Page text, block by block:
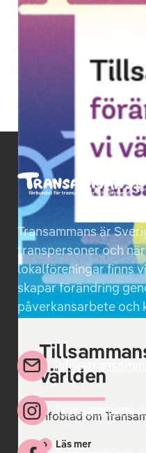
Till dig som
om trans
Broschyr med fakta
första hand till dig
som funderar kring
är mellan 12–25 år.
Läs mer
världen
Infoblad om
Läs mer
Transammans är
transpersoner och
lokalföreningar finns
skapar förändring
påverkansarbete och
Transammans